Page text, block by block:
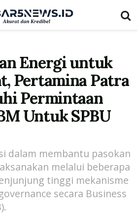
Energi untuk
Pertamina Patra
Permintaan
Untuk SPBU
dalam membantu pasokan
melalui beberapa
tinggi mekanisme
secara Business